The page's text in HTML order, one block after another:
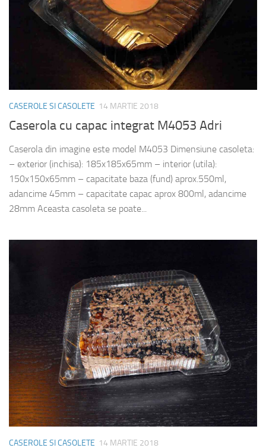
CASEROLE SI CASOLETE 14 MARTIE 2018
Caserola cu capac integrat M4053 Adri
Caserola din imagine este model M4053 Dimensiune casoleta:
– exterior (inchisa): 185x185x65mm – interior (utila):
150x150x65mm – capacitate baza (fund) aprox.550ml,
adancime 45mm – capacitate capac aprox 800ml, adancime
28mm Aceasta casoleta se poate...
CASEROLE SI CASOLETE 14 MARTIE 2018